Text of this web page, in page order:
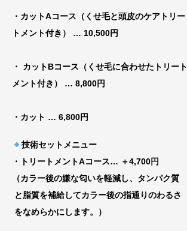
・カットAコース（くせ毛と頭皮のケアトリー
トメント付き） … 10,500円
・ カットBコース（くせ毛に合わせたトリート
メント付き）
… 8,800円
・カット … 6,800円
技術セットメニュー
・トリートメントAコース… ＋4,700円
（カラー後の嫌な匂いを軽減し、タンパク質
と脂質を補給してカラー後の指通りのわるさ
をなめらかにします。）